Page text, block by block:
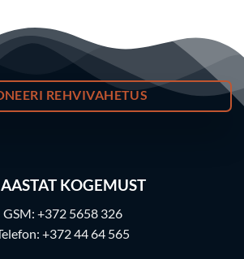
REHVIVAHETUS
KOGEMUST
GSM: +372 5658 326
+372 44 64 565